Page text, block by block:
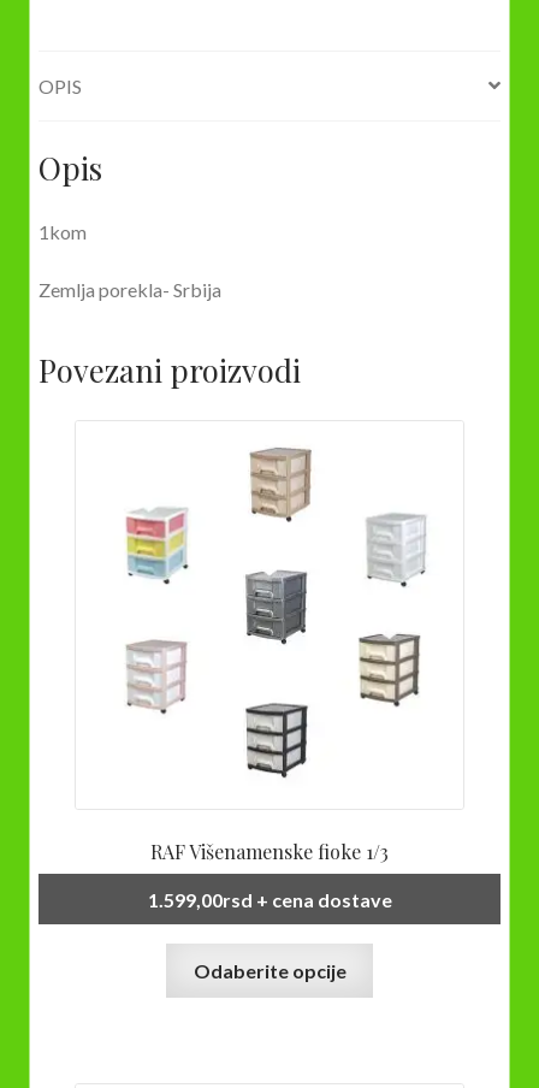
OPIS
Opis
1kom
Zemlja porekla- Srbija
Povezani proizvodi
RAF Višenamenske fioke 1/3
1.599,00rsd + cena dostave
Odaberite opcije
varijanti.